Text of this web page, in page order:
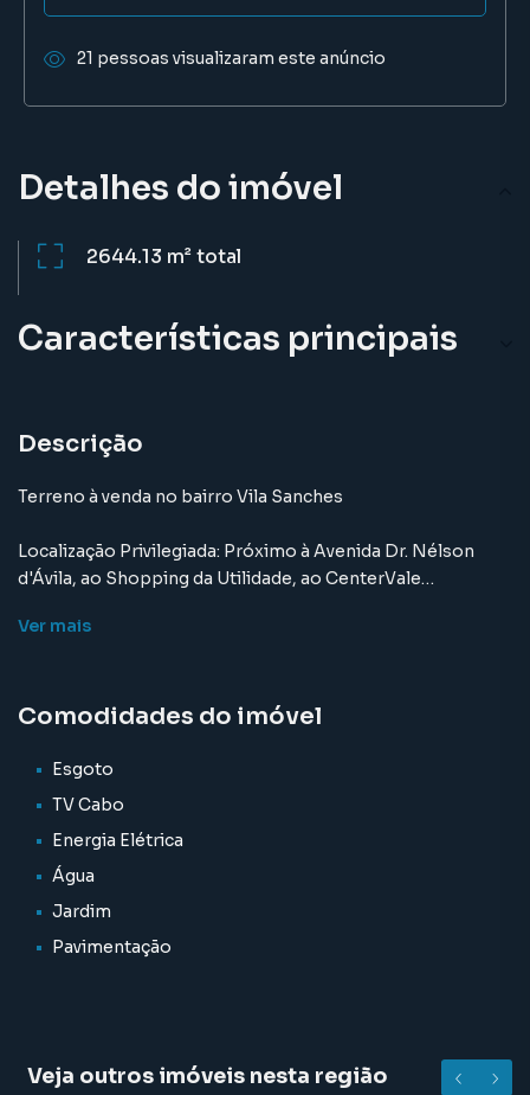
Detalhes do imóvel
2644.13 m²total
Características principais
Descrição
Terreno à venda no bairro Vila Sanches
Localização Privilegiada: Próximo à Avenida Dr. Nélson
d'Ávila, ao Shopping da Utilidade, ao CenterVale
Fazenda
Características do Imóvel
- Boa localização
- Esgoto
Ver mais
Comodidades do imóvel
Esgoto
TV Cabo
Energia Elétrica
Água
Jardim
Pavimentação
Veja outros imóveis nesta região
21 pessoas visualizaram este anúncio